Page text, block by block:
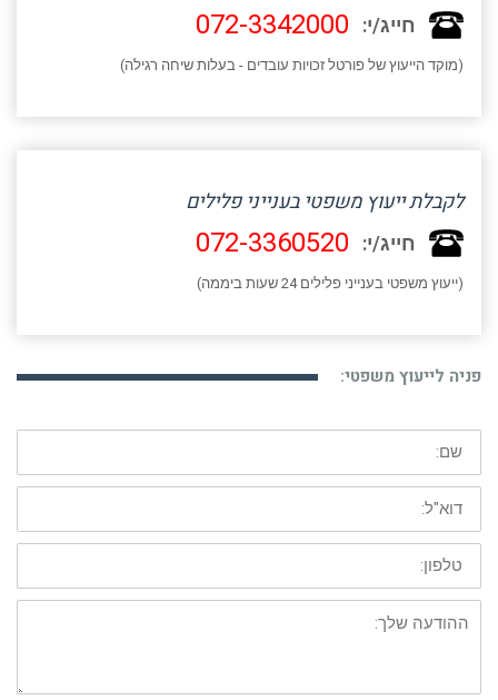
חייג/י: 072-3342000
(מוקד הייעוץ של פורטל זכויות עובדים - בעלות שיחה רגילה)
לקבלת ייעוץ משפטי בענייני פלילים
חייג/י: 072-3360520
(ייעוץ משפטי בענייני פלילים 24 שעות ביממה)
פניה לייעוץ משפטי:
שם:
דוא"ל:
טלפון:
ההודעה
שלך: